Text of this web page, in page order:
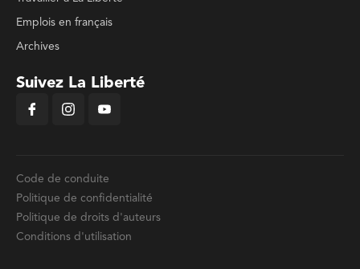
Emplois en français
Archives
Suivez La Liberté
Code de conduite
Politique de confidentialité
Politique de droits d'auteurs
Conditions d'utilisation